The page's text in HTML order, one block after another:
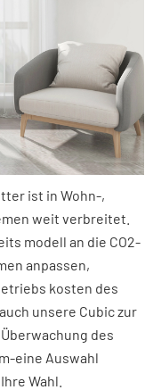
ist in Wohn-,
weit verbreitet.
modell an die CO2-
anpassen,
kosten des
unsere Cubic zur
des
eine Auswahl
Wahl.